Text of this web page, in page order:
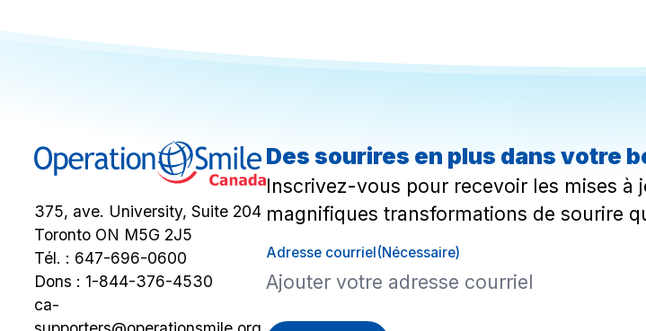
Des sourires en plus dans votre
Inscrivez-vous pour recevoir les mises à
magnifiques transformations de sourire
Adresse courriel(Nécessaire)
375, ave. University, Suite 204
Toronto ON M5G 2J5
Tél. : 647-696-0600
Dons : 1-844-376-4530
ca-